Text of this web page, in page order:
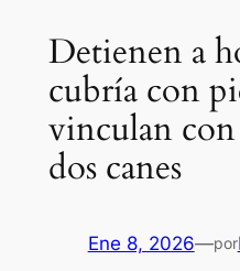
Detienen a
cubría con
vinculan
dos canes
Ene 8, 2026—por